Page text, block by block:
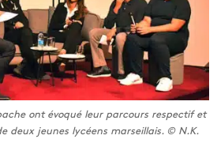
ont évoqué leur parcours respectif et
deux jeunes lycéens marseillais. © N.K.